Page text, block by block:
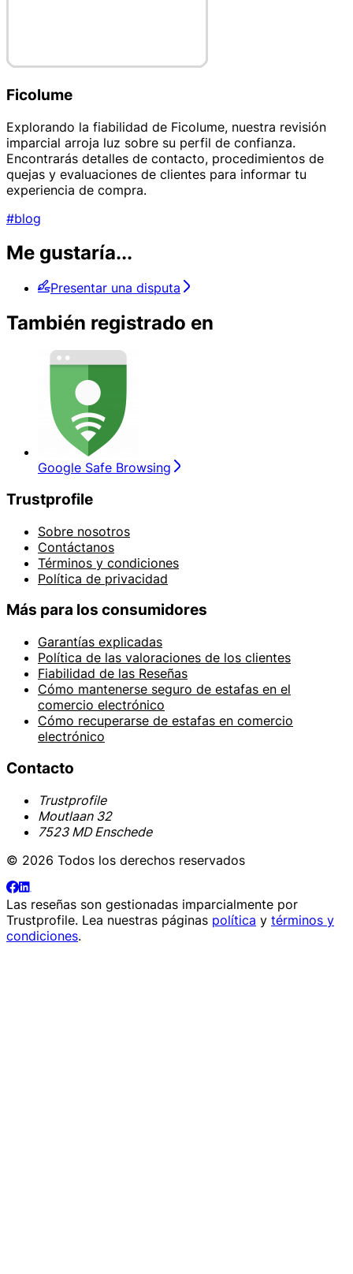
Ficolume
Explorando la fiabilidad de Ficolume, nuestra revisión
imparcial arroja luz sobre su perfil de confianza.
Encontrarás detalles de contacto, procedimientos de
quejas y evaluaciones de clientes para informar tu
experiencia de compra.
#blog
Me gustaría...
Presentar una disputa
También registrado en
Google Safe Browsing
Trustprofile
Sobre nosotros
Contáctanos
Términos y condiciones
Política de privacidad
Más para los consumidores
Garantías explicadas
Política de las valoraciones de los clientes
Fiabilidad de las Reseñas
Cómo mantenerse seguro de estafas en el
comercio electrónico
Cómo recuperarse de estafas en comercio
electrónico
Contacto
Trustprofile
Moutlaan 32
7523 MD Enschede
© 2026 Todos los derechos reservados
Las reseñas son gestionadas imparcialmente por
Trustprofile. Lea nuestras páginas política y términos y
condiciones.